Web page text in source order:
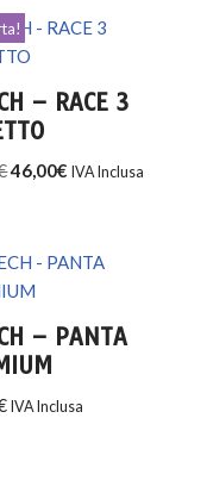
– RACE 3
46,00€ IVA Inclusa
– PANTA
IVA Inclusa